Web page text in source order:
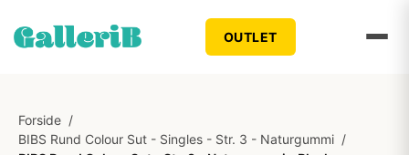
OUTLET
Forside /
BIBS Rund Colour Sut - Singles - Str. 3 - Naturgummi /